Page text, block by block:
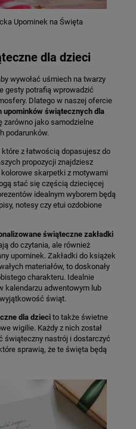
Upominek na Święta
dla dzieci
wywołać uśmiech na twarzy
gesty potrafią wprowadzić
Dlatego w naszej ofercie
upominków świątecznych dla
zarówno jako samodzielne
podarunków.
z łatwością dopasujesz do
propozycji znajdziesz
skarpetki z motywami
stać się częścią dziecięcej
idealnym wyborem będą
notesy czy etui ozdobione
świąteczne zakładki
do czytania, ale również
upominek. Zakładki do książek
materiałów, to doskonały
charakteru. Idealnie
kalendarzu adwentowym lub
świąt.
dla dzieci to także świetne
wigilie. Każdy z nich został
świąteczny nastrój i dostarczyć
sprawią, że te święta będą